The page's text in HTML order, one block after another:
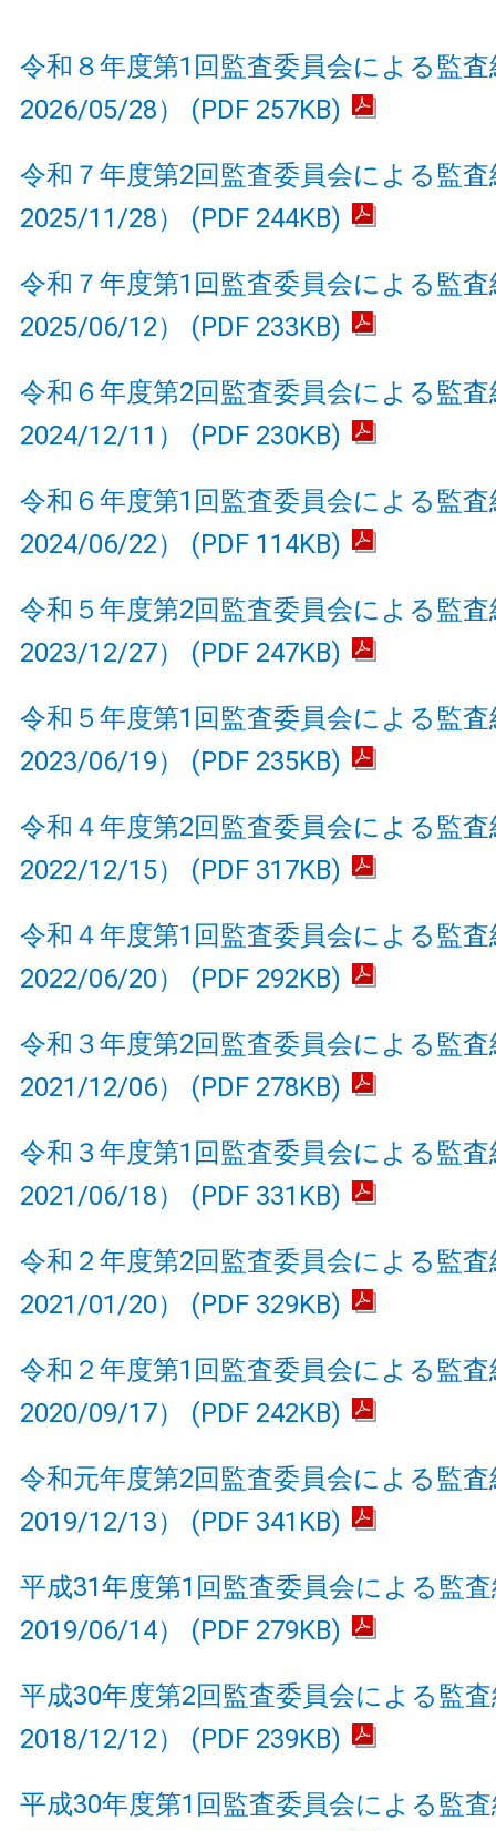
令和８年度第1回監査委員会による監
2026/05/28） (PDF 257KB)
令和７年度第2回監査委員会による監
2025/11/28） (PDF 244KB)
令和７年度第1回監査委員会による監
2025/06/12） (PDF 233KB)
令和６年度第2回監査委員会による監
2024/12/11） (PDF 230KB)
令和６年度第1回監査委員会による監
2024/06/22） (PDF 114KB)
令和５年度第2回監査委員会による監
2023/12/27） (PDF 247KB)
令和５年度第1回監査委員会による監
2023/06/19） (PDF 235KB)
令和４年度第2回監査委員会による監
2022/12/15） (PDF 317KB)
令和４年度第1回監査委員会による監
2022/06/20） (PDF 292KB)
令和３年度第2回監査委員会による監
2021/12/06） (PDF 278KB)
令和３年度第1回監査委員会による監
2021/06/18） (PDF 331KB)
令和２年度第2回監査委員会による監
2021/01/20） (PDF 329KB)
令和２年度第1回監査委員会による監
2020/09/17） (PDF 242KB)
令和元年度第2回監査委員会による監
2019/12/13） (PDF 341KB)
平成31年度第1回監査委員会による監
2019/06/14） (PDF 279KB)
平成30年度第2回監査委員会による監
2018/12/12） (PDF 239KB)
平成30年度第1回監査委員会による監